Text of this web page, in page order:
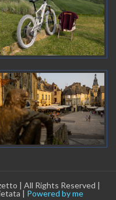
| All Rights Reserved |
| Powered by me